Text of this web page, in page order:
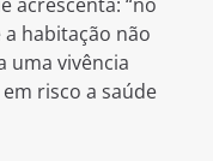
habitação não
uma vivência
risco a saúde